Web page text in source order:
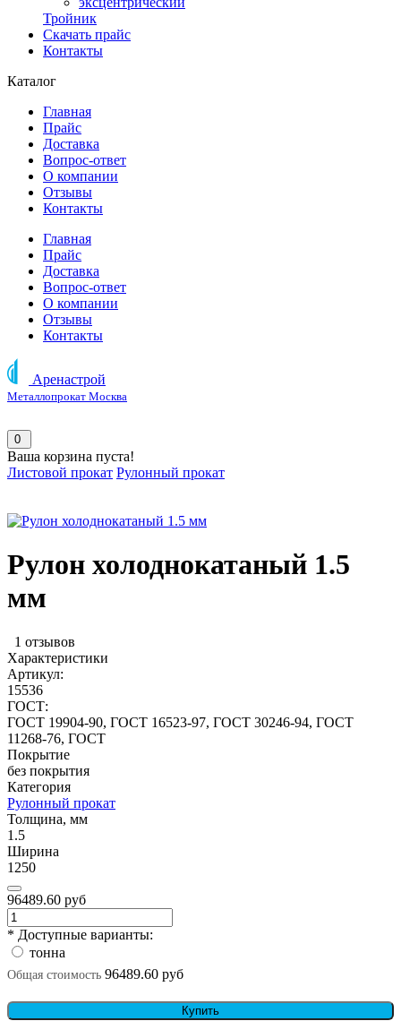
Тройник
Скачать прайс
Контакты
Каталог
Главная
Прайс
Доставка
Вопрос-ответ
О компании
Отзывы
Контакты
Главная
Прайс
Доставка
Вопрос-ответ
О компании
Отзывы
Контакты
Аренастрой
Металлопрокат Москва
0
Ваша корзина пуста!
Листовой прокат Рулонный прокат
Рулон холоднокатаный 1.5
мм
1 отзывов
Характеристики
Артикул:
15536
ГОСТ:
ГОСТ 19904-90, ГОСТ 16523-97, ГОСТ 30246-94, ГОСТ
11268-76, ГОСТ
Покрытие
без покрытия
Категория
Рулонный прокат
Толщина, мм
1.5
Ширина
1250
96489.60 руб
* Доступные варианты:
тонна
Общая стоимость 96489.60 руб
Купить